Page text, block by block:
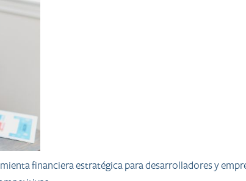
financiera estratégica para desarrolladores y